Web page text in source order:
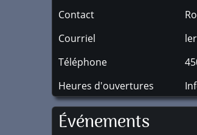
Contact
Courriel
Téléphone
Heures d'ouvertures
Événements